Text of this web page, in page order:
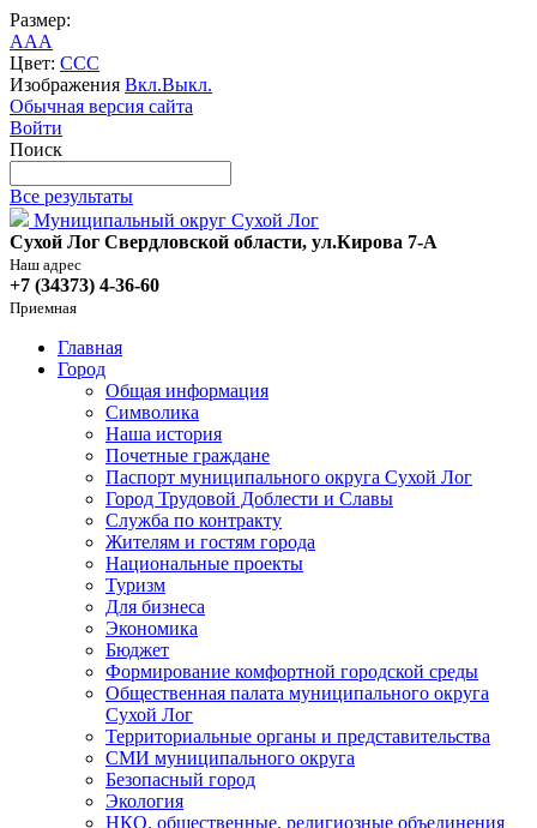
Размер:
AAA
Цвет: CCC
Изображения Вкл.Выкл.
Обычная версия сайта
Войти
Поиск
Все результаты
Муниципальный округ Сухой Лог
Сухой Лог Свердловской области, ул.Кирова 7-А
Наш адрес
+7 (34373) 4-36-60
Приемная
Главная
Город
Общая информация
Символика
Наша история
Почетные граждане
Паспорт муниципального округа Сухой Лог
Город Трудовой Доблести и Славы
Служба по контракту
Жителям и гостям города
Национальные проекты
Туризм
Для бизнеса
Экономика
Бюджет
Формирование комфортной городской среды
Общественная палата муниципального округа
Сухой Лог
Территориальные органы и представительства
СМИ муниципального округа
Безопасный город
Экология
НКО, общественные, религиозные объединения